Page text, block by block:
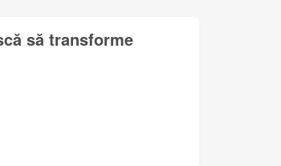
să transforme